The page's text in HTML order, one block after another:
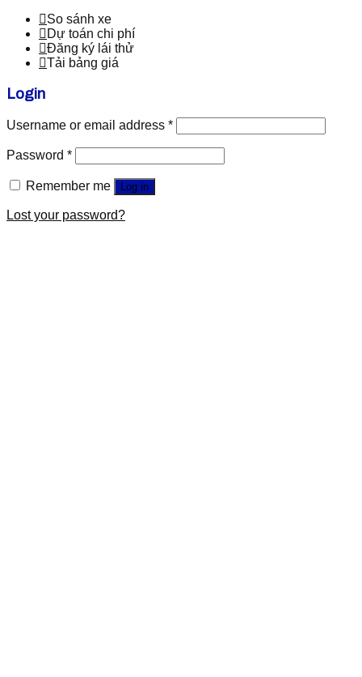
So sánh xe
Dự toán chi phí
Đăng ký lái thử
Tải bảng giá
Login
Username or email address *
Password *
Remember me Log in
Lost your password?